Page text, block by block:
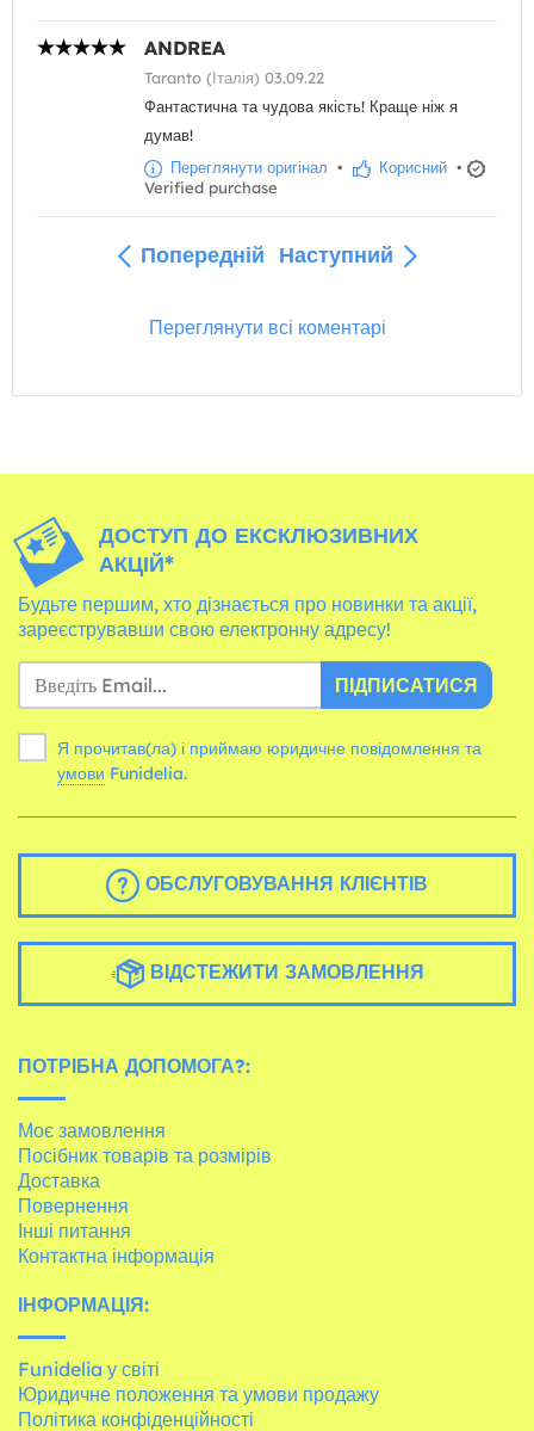
ANDREA
Taranto (Італія) 03.09.22
Фантастична та чудова якість! Краще ніж я
думав!
Переглянути оригінал • Корисний •
Verified purchase
Попередній Наступний
Переглянути всі коментарі
ДОСТУП ДО ЕКСКЛЮЗИВНИХ
АКЦІЙ*
Будьте першим, хто дізнається про новинки та акції,
зареєструвавши свою електронну адресу!
ПІДПИСАТИСЯ
Я прочитав(ла) і приймаю юридичне повідомлення та
умови Funidelia.
ОБСЛУГОВУВАННЯ КЛІЄНТІВ
ВІДСТЕЖИТИ ЗАМОВЛЕННЯ
ПОТРІБНА ДОПОМОГА?:
Моє замовлення
Посібник товарів та розмірів
Доставка
Повернення
Інші питання
Контактна інформація
ІНФОРМАЦІЯ:
Funidelia у світі
Юридичне положення та умови продажу
Політика конфіденційності